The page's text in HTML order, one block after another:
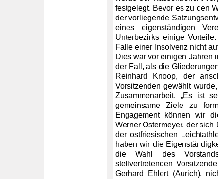
festgelegt. Bevor es zu den
der vorliegende
eines eigenständigen
Unterbezirks einige
Falle einer Insolvenz nicht
Dies war vor einigen Jahren
der Fall, als die
Reinhard Knoop, der
Vorsitzenden gewählt
Zusammenarbeit. „Es ist
gemeinsame Ziele zu
Engagement können wir
Werner Ostermeyer, der
der ostfriesischen
haben wir die
die Wahl des
stellvertretenden
Gerhard Ehlert (Aurich),